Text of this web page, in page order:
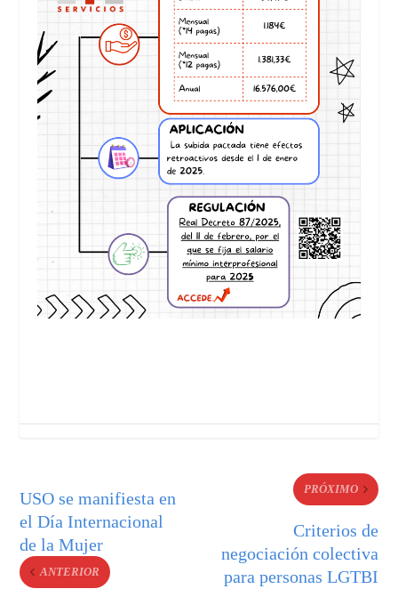
USO se manifiesta en
el Día Internacional
de la Mujer
ANTERIOR
PRÓXIMO
Criterios de
negociación colectiva
para personas LGTBI